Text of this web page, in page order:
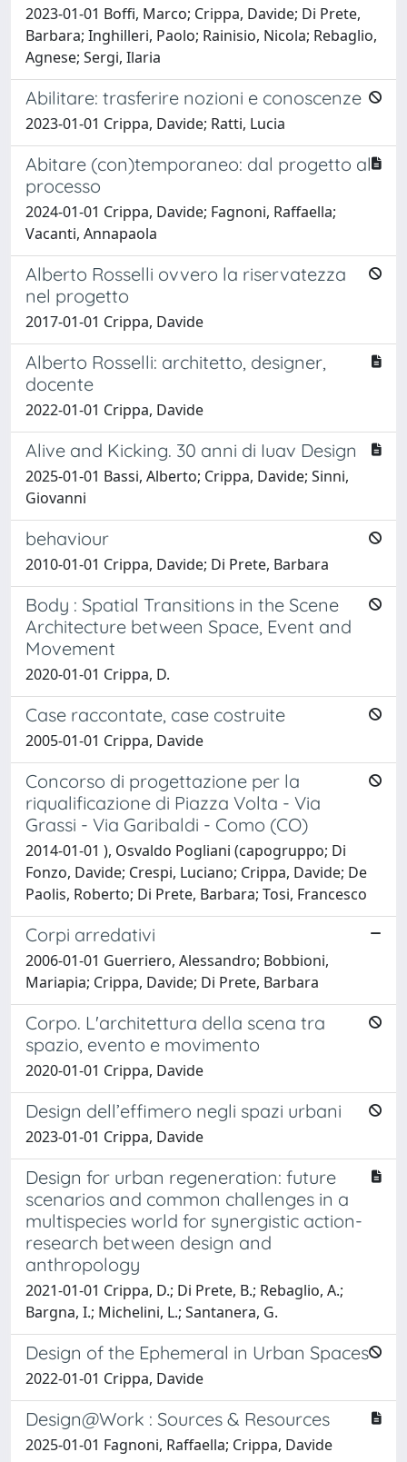
2023-01-01 Boffi, Marco; Crippa, Davide; Di Prete,
Barbara; Inghilleri, Paolo; Rainisio, Nicola; Rebaglio,
Agnese; Sergi, Ilaria
Abilitare: trasferire nozioni e conoscenze
2023-01-01 Crippa, Davide; Ratti, Lucia
Abitare (con)temporaneo: dal progetto al
processo
2024-01-01 Crippa, Davide; Fagnoni, Raffaella;
Vacanti, Annapaola
Alberto Rosselli ovvero la riservatezza
nel progetto
2017-01-01 Crippa, Davide
Alberto Rosselli: architetto, designer,
docente
2022-01-01 Crippa, Davide
Alive and Kicking. 30 anni di Iuav Design
2025-01-01 Bassi, Alberto; Crippa, Davide; Sinni,
Giovanni
behaviour
2010-01-01 Crippa, Davide; Di Prete, Barbara
Body : Spatial Transitions in the Scene
Architecture between Space, Event and
Movement
2020-01-01 Crippa, D.
Case raccontate, case costruite
2005-01-01 Crippa, Davide
Concorso di progettazione per la
riqualificazione di Piazza Volta - Via
Grassi - Via Garibaldi - Como (CO)
2014-01-01 ), Osvaldo Pogliani (capogruppo; Di
Fonzo, Davide; Crespi, Luciano; Crippa, Davide; De
Paolis, Roberto; Di Prete, Barbara; Tosi, Francesco
Corpi arredativi
2006-01-01 Guerriero, Alessandro; Bobbioni,
Mariapia; Crippa, Davide; Di Prete, Barbara
Corpo. L'architettura della scena tra
spazio, evento e movimento
2020-01-01 Crippa, Davide
Design dell’effimero negli spazi urbani
2023-01-01 Crippa, Davide
Design for urban regeneration: future
scenarios and common challenges in a
multispecies world for synergistic action-
research between design and
anthropology
2021-01-01 Crippa, D.; Di Prete, B.; Rebaglio, A.;
Bargna, I.; Michelini, L.; Santanera, G.
Design of the Ephemeral in Urban Spaces
2022-01-01 Crippa, Davide
Design@Work : Sources & Resources
2025-01-01 Fagnoni, Raffaella; Crippa, Davide